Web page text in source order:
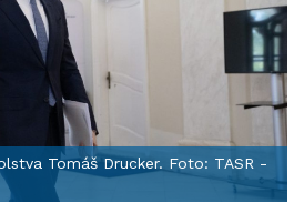
Tomáš Drucker. Foto: TASR -